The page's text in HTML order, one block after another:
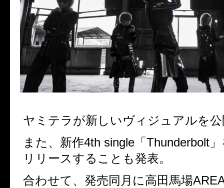
ヤミテラが新しいヴィジュアルを
また、新作4th single「Thunderbolt
リリースすることも発表。
合わせて、発売同月に高田馬場